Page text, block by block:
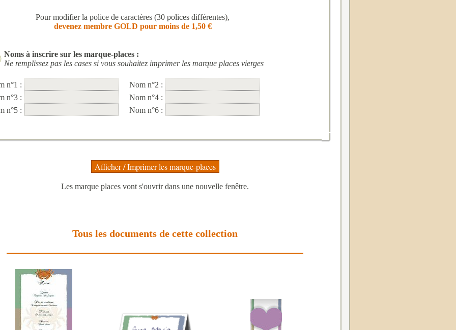
Pour modifier la police de caractères (30 polices différentes),
devenez membre GOLD pour moins de 1,50 €
Noms à inscrire sur les marque-places :
Ne remplissez pas les cases si vous souhaitez imprimer les marque places vierges
n°1 :
Nom n°2 :
n°3 :
Nom n°4 :
n°5 :
Nom n°6 :
Les marque places vont s'ouvrir dans une nouvelle fenêtre.
Tous les documents de cette collection